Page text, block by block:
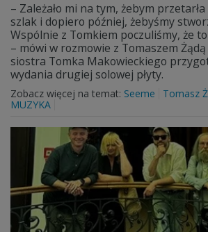
– Zależało mi na tym, żebym
szlak i dopiero później, żebyśmy
Wspólnie z Tomkiem poczuliśmy, że
– mówi w rozmowie z Tomaszem Żądą
siostra Tomka Makowieckiego
wydania drugiej solowej płyty.
Zobacz więcej na temat: Seeme Tomasz
MUZYKA